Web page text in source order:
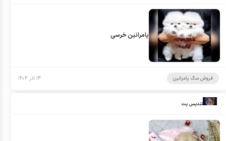
پامرانین خرسی
فروش سگ پامرانین ۱۴ آذر ۱۴۰۴
تندیس پت